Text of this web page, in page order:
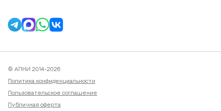
© АПНИ 2014-2026
Политика конфиденциальности
Пользовательское соглашение
Публичная оферта